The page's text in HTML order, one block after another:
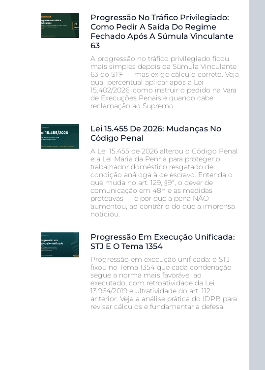
Progressão No Tráfico Privilegiado:
Como Pedir A Saída Do Regime
Fechado Após A Súmula Vinculante
63
A progressão no tráfico privilegiado ficou
mais simples depois da Súmula Vinculante
63 do STF — mas exige cálculo correto. Veja
qual percentual aplicar após a Lei
15.402/2026, como instruir o pedido na Vara
de Execuções Penais e quando cabe
reclamação ao Supremo.
Lei 15.455 De 2026: Mudanças No
Código Penal
A Lei 15.455 de 2026 alterou o Código Penal
e a Lei Maria da Penha para proteger o
trabalhador doméstico resgatado de
condição análoga à de escravo. Entenda o
que muda no art. 129, §9º, o dever de
comunicação em 48h e as medidas
protetivas — e por que a pena NÃO
aumentou, ao contrário do que a imprensa
noticiou.
Progressão Em Execução Unificada:
STJ E O Tema 1354
Progressão em execução unificada: o STJ
fixou no Tema 1354 que cada condenação
segue a norma mais favorável ao
executado, com retroatividade da Lei
13.964/2019 e ultratividade do art. 112
anterior. Veja a análise prática do IDPB para
revisar cálculos e fundamentar a defesa.